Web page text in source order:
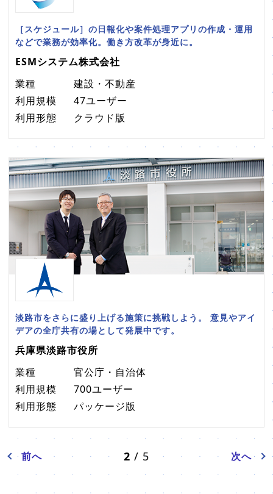
［スケジュール］の日報化や案件処理アプリの作成・運用
などで業務が効率化。働き方改革が身近に。
ESMシステム株式会社
業種
建設・不動産
利用規模
47ユーザー
利用形態
クラウド版
淡路市をさらに盛り上げる施策に挑戦しよう。 意見やアイ
デアの全庁共有の場として発展中です。
兵庫県淡路市役所
業種
官公庁・自治体
利用規模
700ユーザー
利用形態
パッケージ版
前へ 2 / 5 次へ